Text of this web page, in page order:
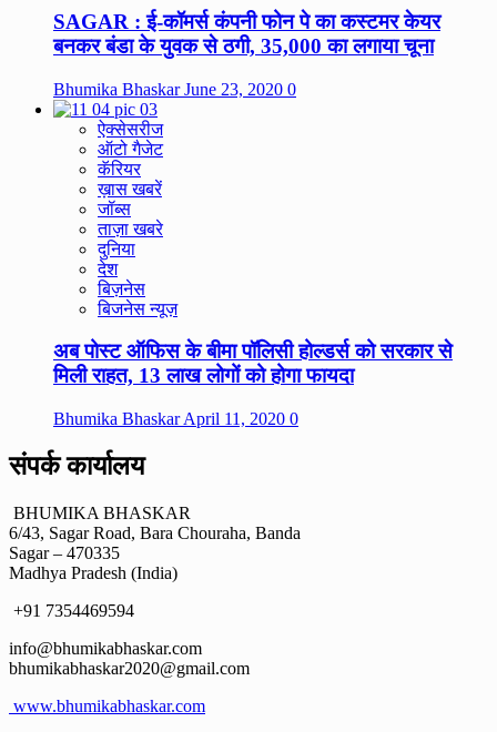
SAGAR : ई-कॉमर्स कंपनी फोन पे का कस्टमर केयर
बनकर बंडा के युवक से ठगी, 35,000 का लगाया चूना
Bhumika BhaskarJune 23, 2020 0
ऐक्सेसरीज
ऑटो गैजेट
कॅरियर
ख़ास खबरें
जॉब्स
ताज़ा खबरे
दुनिया
देश
बिज़नेस
बिजनेस न्यूज़
अब पोस्ट ऑफिस के बीमा पॉलिसी होल्डर्स को सरकार से
मिली राहत, 13 लाख लोगों को होगा फायदा
Bhumika BhaskarApril 11, 2020 0
संपर्क कार्यालय
BHUMIKA BHASKAR
6/43, Sagar Road, Bara Chouraha, Banda
Sagar – 470335
Madhya Pradesh (India)
+91 7354469594
info@bhumikabhaskar.com
bhumikabhaskar2020@gmail.com
www.bhumikabhaskar.com